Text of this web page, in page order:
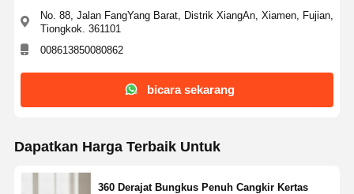
No. 88, Jalan FangYang Barat, Distrik XiangAn, Xiamen, Fujian,
Tiongkok. 361101
008613850080862
bicara sekarang
Dapatkan Harga Terbaik Untuk
360 Derajat Bungkus Penuh Cangkir Kertas